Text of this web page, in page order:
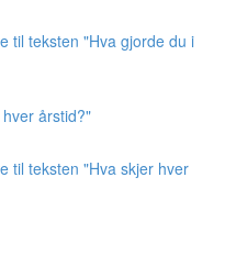
til teksten "Hva gjorde du i
årstid?"
til teksten "Hva skjer hver